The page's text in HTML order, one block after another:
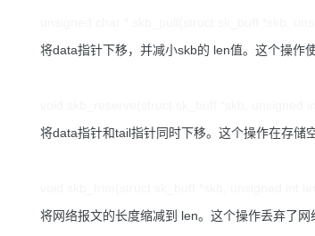
将data指针下移，并减小skb的 len值。这个操作
将data指针和tail指针同时下移。这个操作在存储
将网络报文的长度缩减到 len。这个操作丢弃了网